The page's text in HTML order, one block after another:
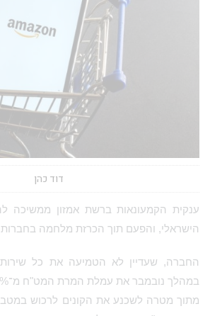
דוד כהן
ענקית הקמעונאות ברשת אמזון ממשיכה
הישראלי, והפעם תוך הכרזת מלחמה
החברה, שעדיין לא הטמיעה את כל
מתוך מטרה לשכנע את הקונים לרכוש